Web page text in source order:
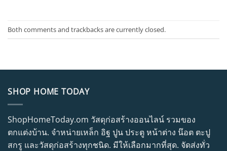
Both comments and trackbacks are currently closed.
SHOP HOME TODAY
ShopHomeToday.om วัสดุก่อสร้างออนไลน์ รวมของ
ตกแต่งบ้าน. จำหน่ายเหล็ก อิฐ ปูน ประตู หน้าต่าง น๊อต ตะปู
สกรู และวัสดุก่อสร้างทุกชนิด. มีให้เลือกมากที่สุด. จัดส่งทั่ว